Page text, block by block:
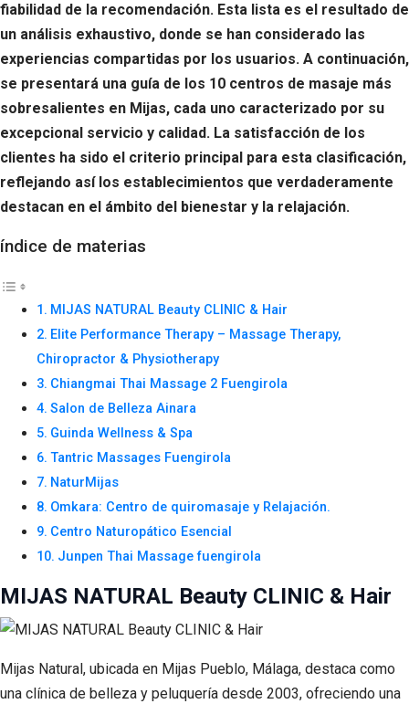
fiabilidad de la recomendación. Esta lista es el resultado de
un análisis exhaustivo, donde se han considerado las
experiencias compartidas por los usuarios. A continuación,
se presentará una guía de los 10 centros de masaje más
sobresalientes en Mijas, cada uno caracterizado por su
excepcional servicio y calidad. La satisfacción de los
clientes ha sido el criterio principal para esta clasificación,
reflejando así los establecimientos que verdaderamente
destacan en el ámbito del bienestar y la relajación.
índice de materias
MIJAS NATURAL Beauty CLINIC & Hair
Elite Performance Therapy – Massage Therapy,
Chiropractor & Physiotherapy
Chiangmai Thai Massage 2 Fuengirola
Salon de Belleza Ainara
Guinda Wellness & Spa
Tantric Massages Fuengirola
NaturMijas
Omkara: Centro de quiromasaje y Relajación.
Centro Naturopático Esencial
Junpen Thai Massage fuengirola
MIJAS NATURAL Beauty CLINIC & Hair
Mijas Natural, ubicada en Mijas Pueblo, Málaga, destaca como
una clínica de belleza y peluquería desde 2003, ofreciendo una